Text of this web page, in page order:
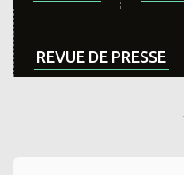
REVUE DE PRESSE